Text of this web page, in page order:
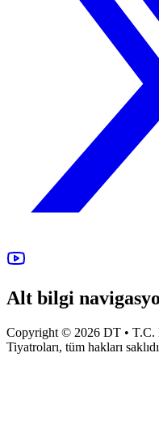
Alt bilgi
Copyright © 2026 DT • T.C.
Tiyatroları, tüm hakları